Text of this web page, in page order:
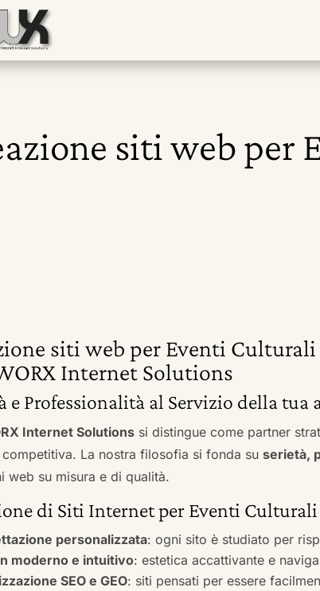
siti web per
siti web per Eventi Culturali
Internet Solutions
e Professionalità al Servizio della
Internet Solutions si distingue come partner
competitiva. La nostra filosofia si fonda suserietà,
web su misura e di qualità.
di Siti Internet per Eventi Culturali
personalizzata: ogni sito è studiato per
moderno e intuitivo: estetica accattivante e
SEO e GEO: siti pensati per essere